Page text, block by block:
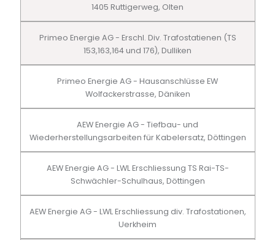
1405 Ruttigerweg, Olten
Primeo Energie AG - Erschl. Div. Trafostatienen (TS
153,163,164 und 176), Dulliken
Primeo Energie AG - Hausanschlüsse EW
Wolfackerstrasse, Däniken
AEW Energie AG - Tiefbau- und
Wiederherstellungsarbeiten für Kabelersatz, Döttingen
AEW Energie AG - LWL Erschliessung TS Rai-TS-
Schwächler-Schulhaus, Döttingen
AEW Energie AG - LWL Erschliessung div. Trafostationen,
Uerkheim